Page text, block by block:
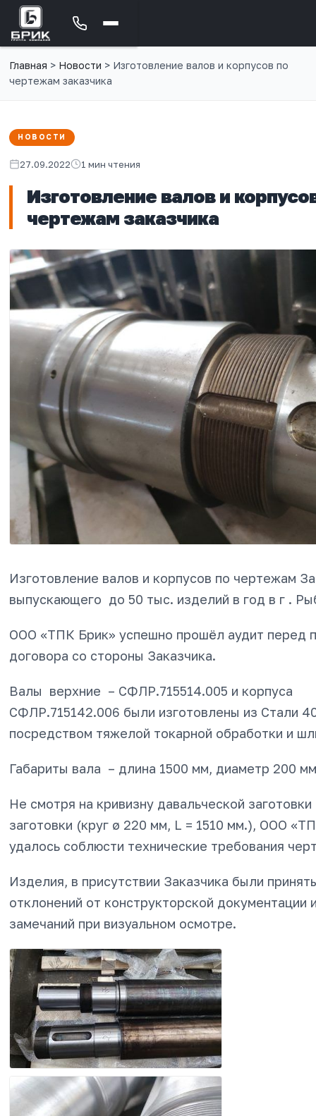
Главная > Новости > Изготовление валов и корпусов по
чертежам заказчика
НОВОСТИ
27.09.2022 1 мин чтения
Изготовление валов и
чертежам заказчика
Изготовление валов и корпусов по чертежам
выпускающего до 50 тыс. изделий в год в г .
ООО «ТПК Брик» успешно прошёл аудит перед
договора со стороны Заказчика.
Валы верхние – СФЛР.715514.005 и корпуса
СФЛР.715142.006 были изготовлены из Стали
посредством тяжелой токарной обработки и
Габариты вала – длина 1500 мм, диаметр 200
Не смотря на кривизну давальческой заготовки
заготовки (круг ø 220 мм, L = 1510 мм.), ООО
удалось соблюсти технические требования
Изделия, в присутствии Заказчика были
отклонений от конструкторской документации
замечаний при визуальном осмотре.